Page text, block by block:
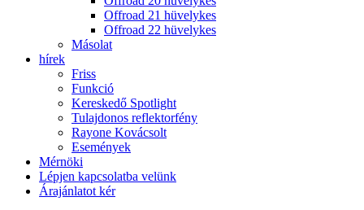
Offroad 21 hüvelykes
Offroad 22 hüvelykes
Másolat
hírek
Friss
Funkció
Kereskedő Spotlight
Tulajdonos reflektorfény
Rayone Kovácsolt
Események
Mérnöki
Lépjen kapcsolatba velünk
Árajánlatot kér